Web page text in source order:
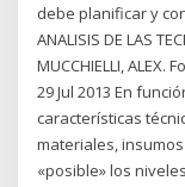
debe planificar y
ANALISIS DE LAS
MUCCHIELLI,
29 Jul 2013 En
características
materiales,
«posible» los